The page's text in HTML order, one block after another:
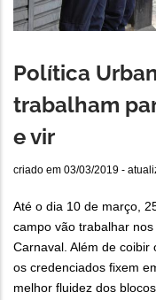
Política
trabalham
e vir
criado em 03/03/2019 -
Até o dia 10 de março,
campo vão trabalhar
Carnaval. Além de
os credenciados fixem
melhor fluidez dos